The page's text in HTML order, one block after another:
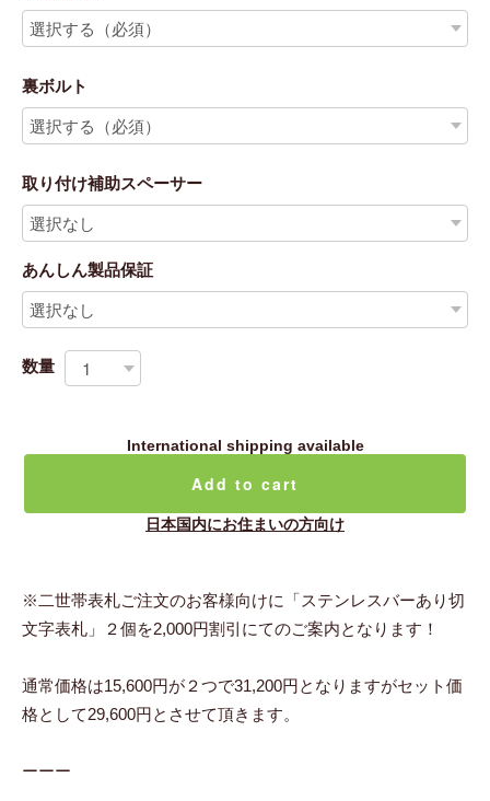
裏ボルト
取り付け補助スペーサー
あんしん製品保証
数量
International shipping available
Add to cart
日本国内にお住まいの方向け
※二世帯表札ご注文のお客様向けに「ステンレスバーあり切
文字表札」２個を2,000円割引にてのご案内となります！
通常価格は15,600円が２つで31,200円となりますがセット価
格として29,600円とさせて頂きます。
ーーー